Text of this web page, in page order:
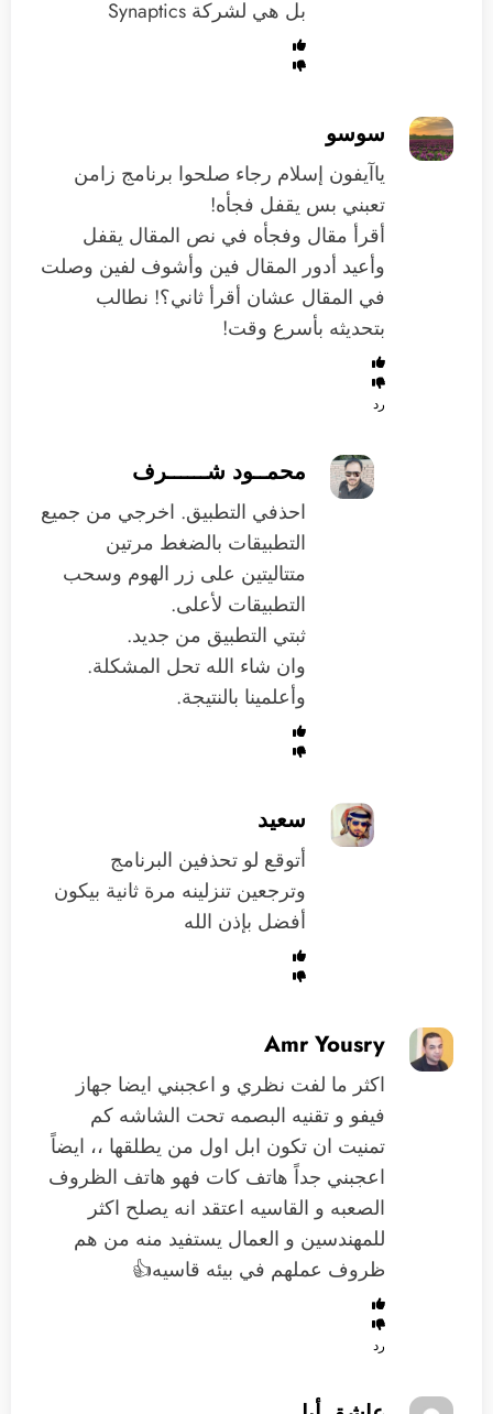
بل هي لشركة Synaptics
سوسو
ياآيفون إسلام رجاء صلحوا برنامج زامن
تعبني بس يقفل فجأه!
أقرأ مقال وفجأه في نص المقال يقفل
وأعيد أدور المقال فين وأشوف لفين وصلت
في المقال عشان أقرأ ثاني؟! نطالب
بتحديثه بأسرع وقت!
رد
محمــود شــــــرف
احذفي التطبيق. اخرجي من جميع
التطبيقات بالضغط مرتين
متتاليتين على زر الهوم وسحب
التطبيقات لأعلى.
ثبتي التطبيق من جديد.
وان شاء الله تحل المشكلة.
وأعلمينا بالنتيجة.
سعيد
أتوقع لو تحذفين البرنامج
وترجعين تنزلينه مرة ثانية بيكون
أفضل بإذن الله
Amr Yousry
اكثر ما لفت نظري و اعجبني ايضا جهاز
فيفو و تقنيه البصمه تحت الشاشه كم
تمنيت ان تكون ابل اول من يطلقها ،، ايضاً
اعجبني جداً هاتف كات فهو هاتف الظروف
الصعبه و القاسيه اعتقد انه يصلح اكثر
للمهندسين و العمال يستفيد منه من هم
ظروف عملهم في بيئه قاسيه👍
رد